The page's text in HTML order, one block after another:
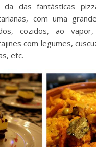
da das fantásticas
com uma
cozidos, ao
com legumes,
etc.